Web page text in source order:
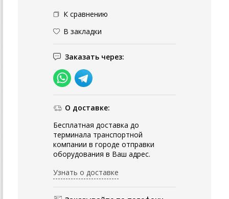
К сравнению
В закладки
Заказать через:
О доставке:
Бесплатная доставка до
терминала транспортной
компании в городе отправки
оборудования в Ваш адрес.
Узнать о доставке